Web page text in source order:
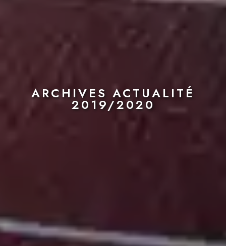
ARCHIVES ACTUALITÉ
2019/2020